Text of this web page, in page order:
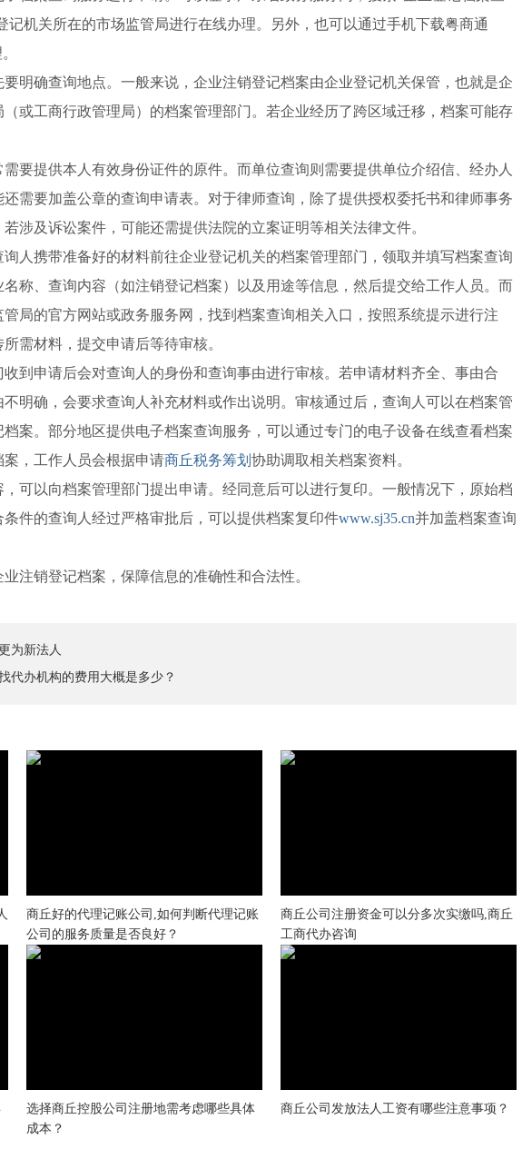
记机关所在的市场监管局进行在线办理。另外，也可以通过手机下载粤商通
明确查询地点。一般来说，企业注销登记档案由企业登记机关保管，也就是企
或工商行政管理局）的档案管理部门。若企业经历了跨区域迁移，档案可能存
要提供本人有效身份证件的原件。而单位查询则需要提供单位介绍信、经办人
需要加盖公章的查询申请表。对于律师查询，除了提供授权委托书和律师事务
涉及诉讼案件，可能还需提供法院的立案证明等相关法律文件。
人携带准备好的材料前往企业登记机关的档案管理部门，领取并填写档案查询
称、查询内容（如注销登记档案）以及用途等信息，然后提交给工作人员。而
局的官方网站或政务服务网，找到档案查询相关入口，按照系统提示进行注
需材料，提交申请后等待审核。
到申请后会对查询人的身份和查询事由进行审核。若申请材料齐全、事由合
明确，会要求查询人补充材料或作出说明。审核通过后，查询人可以在档案管
案。部分地区提供电子档案查询服务，可以通过专门的电子设备在线查看档案
，工作人员会根据申请商丘税务筹划 协助调取相关档案资料。
可以向档案管理部门提出申请。经同意后可以进行复印。一般情况下，原始档
件的查询人经过严格审批后，可以提供档案复印件www.sj35.cn并加盖档案查询
注销登记档案，保障信息的准确性和合法性。
为新法人
代办机构的费用大概是多少？
商丘好的代理记账公司,如何判断代理记账
公司的服务质量是否良好？
商丘公司注册资金可以分多次实缴吗,商丘
工商代办咨询
选择商丘控股公司注册地需考虑哪些具体
成本？
商丘公司发放法人工资有哪些注意事项？